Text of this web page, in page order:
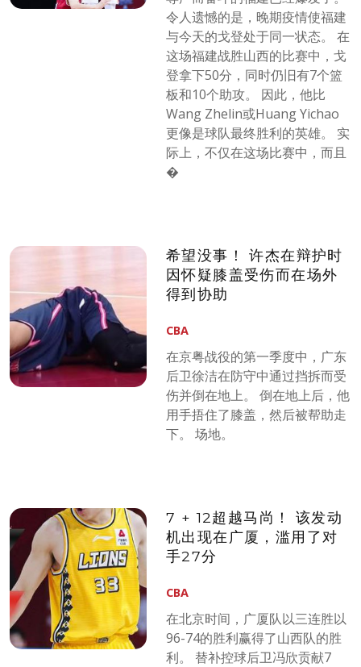
令人遗憾的是，晚期疫情使福建
与今天的戈登处于同一状态。 在
这场福建战胜山西的比赛中，戈
登拿下50分，同时仍旧有7个篮
板和10个助攻。 因此，他比
Wang Zhelin或Huang Yichao
更像是球队最终胜利的英雄。 实
际上，不仅在这场比赛中，而且
�
希望没事！ 许杰在辩护时
因怀疑膝盖受伤而在场外
得到协助
CBA
在京粤战役的第一季度中，广东
后卫徐洁在防守中通过挡拆而受
伤并倒在地上。 倒在地上后，他
用手捂住了膝盖，然后被帮助走
下。 场地。
7 + 12超越马尚！ 该发动
机出现在广厦，滥用了对
手27分
CBA
在北京时间，广厦队以三连胜以
96-74的胜利赢得了山西队的胜
利。 替补控球后卫冯欣贡献7